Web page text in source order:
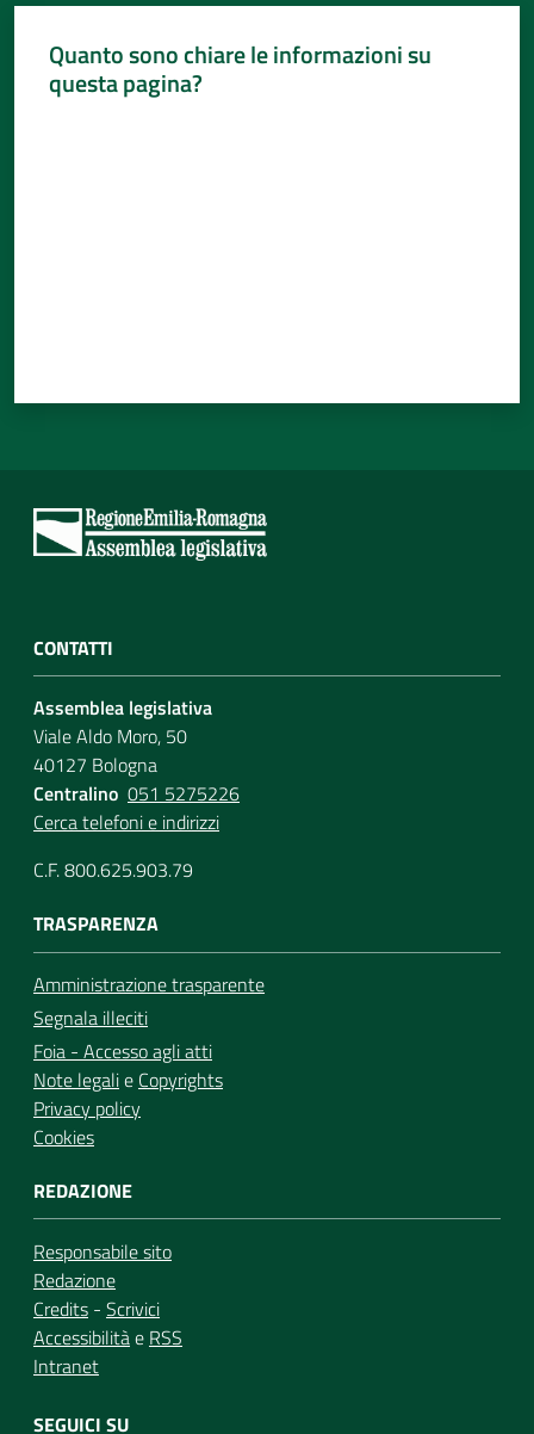
cittadini
Quanto sono chiare le informazioni su
questa pagina?
CONTATTI
Assemblea legislativa
Viale Aldo Moro, 50
40127 Bologna
Centralino 051 5275226
Cerca telefoni e indirizzi
C.F. 800.625.903.79
TRASPARENZA
Amministrazione trasparente
Segnala illeciti
Foia - Accesso agli atti
Note legalie Copyrights
Privacy policy
Cookies
REDAZIONE
Responsabile sito
Redazione
Credits - Scrivici
Accessibilitàe RSS
Intranet
SEGUICI SU